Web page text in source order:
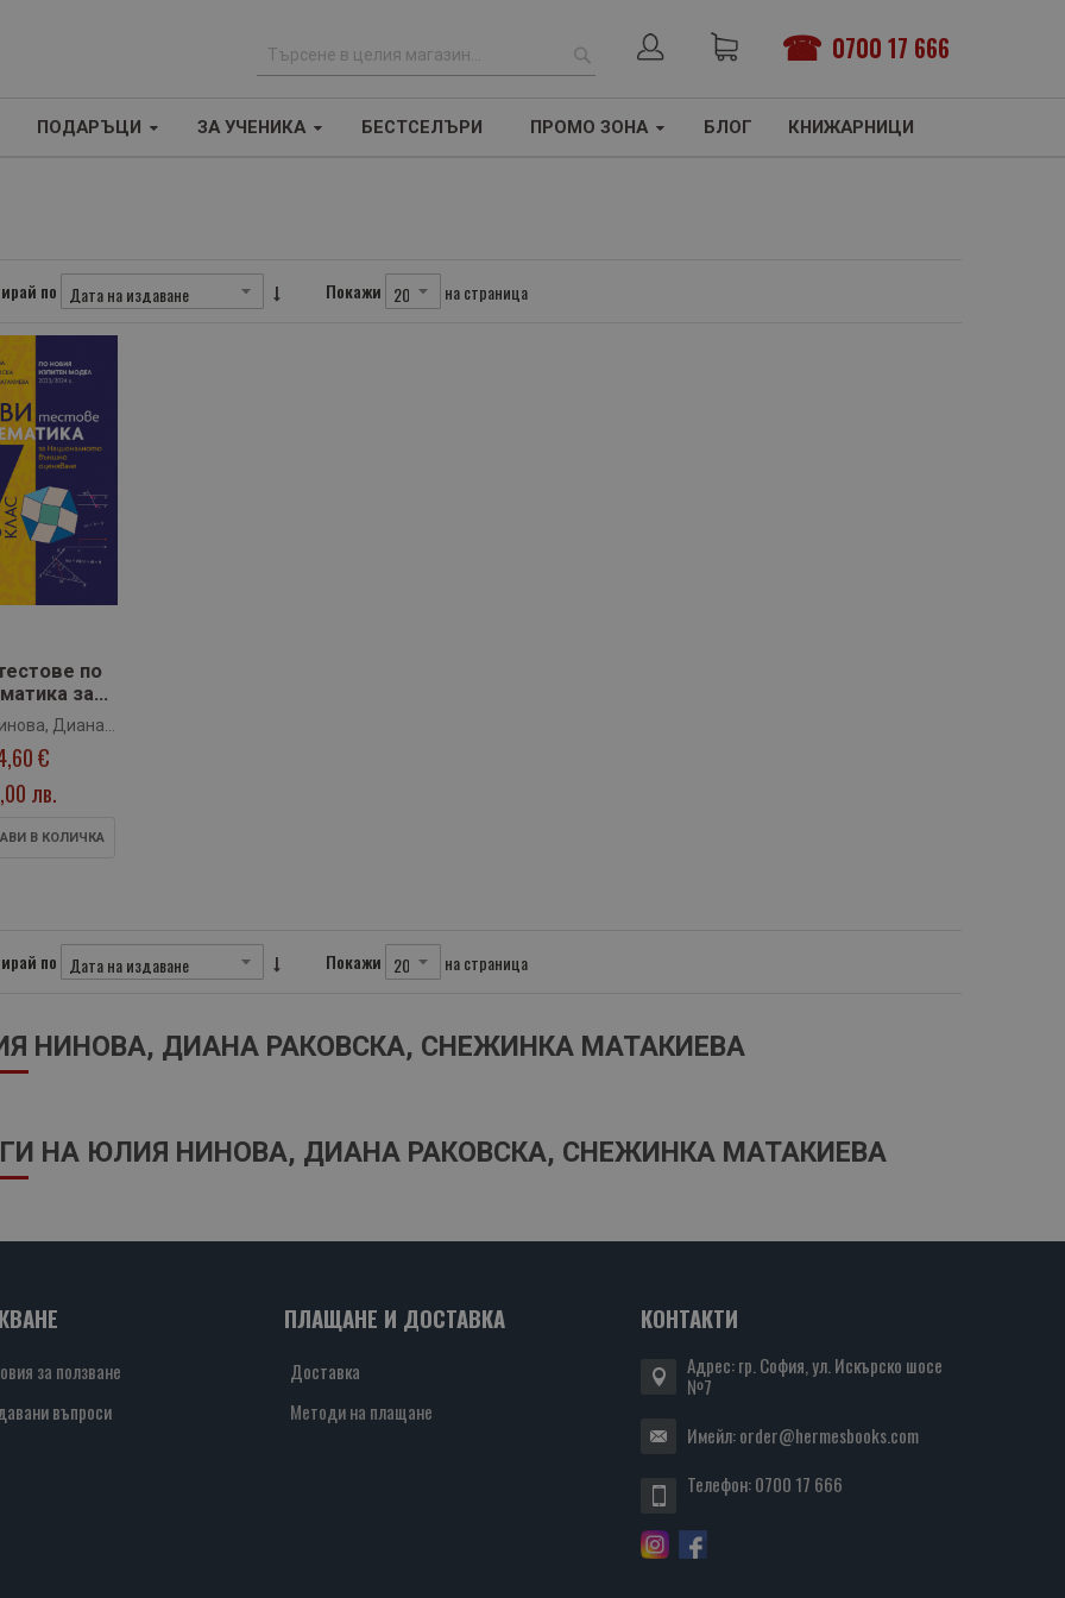
0700 17 666
р
ТЪРСЕНЕ
ПОДАРЪЦИ ЗА УЧЕНИКА БЕСТСЕЛЪРИ ПРОМО ЗОНА БЛОГ КНИЖАРНИЦИ
по Покажи на страница
по
за
оценяване
7. клас
Диана
Снежинка
€
лв.
В КОЛИЧКА
по Покажи на страница
НИНОВА, ДИАНА РАКОВСКА, СНЕЖИНКА МАТАКИЕВА
НА ЮЛИЯ НИНОВА, ДИАНА РАКОВСКА, СНЕЖИНКА МАТАКИЕВА
за ползване
въпроси
ПЛАЩАНЕ И ДОСТАВКА
Доставка
Методи на плащане
КОНТАКТИ
Адрес: гр. София, ул. Искърско шосе
№7
Имейл:order@hermesbooks.com
Телефон:0700 17 666